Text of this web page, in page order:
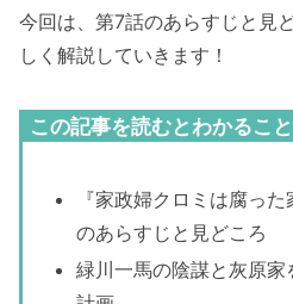
今回は、第7話のあらすじと見
しく解説していきます！
この記事を読むとわかること
『家政婦クロミは腐っ
のあらすじと見どころ
緑川一馬の陰謀と灰原